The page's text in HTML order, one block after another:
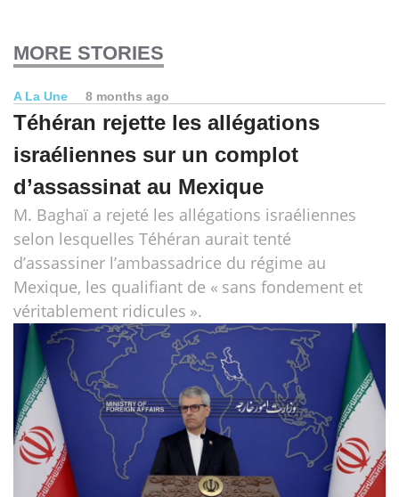
MORE STORIES
A La Une 8 months ago
Téhéran rejette les allégations
israéliennes sur un complot
d’assassinat au Mexique
M. Baghaï a rejeté les allégations israéliennes
selon lesquelles Téhéran aurait tenté
d’assassiner l’ambassadrice du régime au
Mexique, les qualifiant de « sans fondement et
véritablement ridicules ».